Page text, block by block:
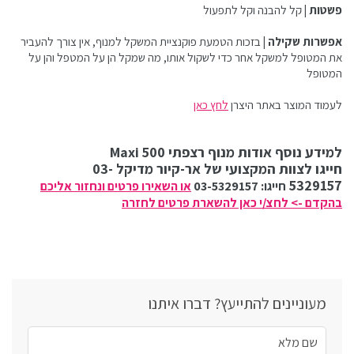
פשטות |קל להבנה וקל לתפעול
אפשרות שקילה | בזכות הטמעת פוקנציית המשקל למנוף, אין צורך להעביר
את המטופל למשקל אחר כדי לשקול אותו, מה שמקל הן על המטפל והן על
המטופל
לעמוד המוצר באתר היצרן לחץ כאן
למידע נוסף אודות מנוף רצפתי Maxi 500
חייגו לצוות המקצועי של אר-קיור מדיקל 03-
5329157 חייגו: 03-5329157
או השאירו פרטים ונחזור אליכם
בהקדם -> לחצ/י כאן להשארת פרטים לחזרה
מעוניינים להתייעץ? דברו איתנו